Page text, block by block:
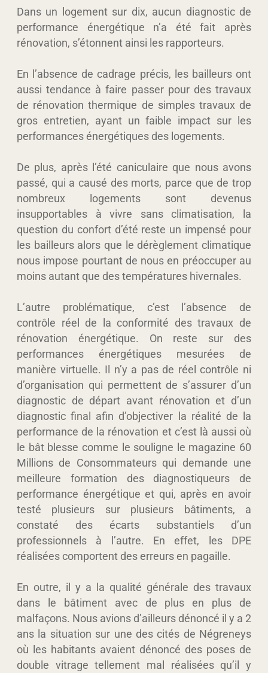
Dans un logement sur dix, aucun diagnostic de
performance énergétique n’a été fait après
rénovation, s’étonnent ainsi les rapporteurs.
En l’absence de cadrage précis, les bailleurs ont
aussi tendance à faire passer pour des travaux
de rénovation thermique de simples travaux de
gros entretien, ayant un faible impact sur les
performances énergétiques des logements.
De plus, après l’été caniculaire que nous avons
passé, qui a causé des morts, parce que de trop
nombreux logements sont devenus
insupportables à vivre sans climatisation, la
question du confort d’été reste un impensé pour
les bailleurs alors que le dérèglement climatique
nous impose pourtant de nous en préoccuper au
moins autant que des températures hivernales.
L’autre problématique, c’est l’absence de
contrôle réel de la conformité des travaux de
rénovation énergétique. On reste sur des
performances énergétiques mesurées de
manière virtuelle. Il n’y a pas de réel contrôle ni
d’organisation qui permettent de s’assurer d’un
diagnostic de départ avant rénovation et d’un
diagnostic final afin d’objectiver la réalité de la
performance de la rénovation et c’est là aussi où
le bât blesse comme le souligne le magazine 60
Millions de Consommateurs qui demande une
meilleure formation des diagnostiqueurs de
performance énergétique et qui, après en avoir
testé plusieurs sur plusieurs bâtiments, a
constaté des écarts substantiels d’un
professionnels à l’autre. En effet, les DPE
réalisées comportent des erreurs en pagaille.
En outre, il y a la qualité générale des travaux
dans le bâtiment avec de plus en plus de
malfaçons. Nous avions d’ailleurs dénoncé il y a 2
ans la situation sur une des cités de Négreneys
où les habitants avaient dénoncé des poses de
double vitrage tellement mal réalisées qu’il y